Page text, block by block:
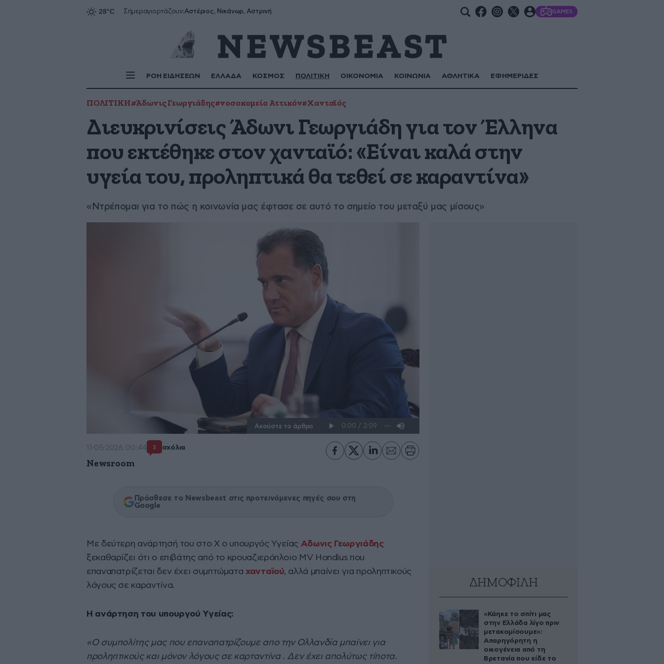
Σήμεραγιορτάζουν:Αστέριος, Νικάνωρ, Αστρινή GAMES
ΡΟΗ ΕΙΔΗΣΕΩΝ ΕΛΛΑΔΑ ΚΟΣΜΟΣ ΠΟΛΙΤΙΚΗ ΟΙΚΟΝΟΜΙΑ ΚΟΙΝΩΝΙΑ ΑΘΛΗΤΙΚΑ ΕΦΗΜΕΡΙΔΕΣ
ΠΟΛΙΤΙΚΗ#Άδωνις Γεωργιάδης#νοσοκομείο Αττικόν#Χανταϊός
Διευκρινίσεις Άδωνι Γεωργιάδη για τον Έλληνα
που εκτέθηκε στον χανταϊό: «Είναι καλά στην
υγεία του, προληπτικά θα τεθεί σε καραντίνα»
«Ντρέπομαι για το πώς η κοινωνία μας έφτασε σε αυτό το σημείο του μεταξύ μας μίσους»
Ακούστε το άρθρο
11·05·2026 00:44 3 σχόλια
Newsroom
Πρόσθεσε το Newsbeast στις προτεινόμενες πηγές σου στη
Google
Με δεύτερη ανάρτησή του στο Χ ο υπουργός Υγείας Αδωνις Γεωργιάδης
ξεκαθαρίζει ότι ο επιβάτης από το κρουαζιερόπλοιο MV Hondius που
επαναπατρίζεται δεν έχει συμπτώματα χανταϊού, αλλά μπαίνει για προληπτικούς
λόγους σε καραντίνα.
Η ανάρτηση του υπουργού Υγείας:
«Ο συμπολίτης μας που επαναπατρίζουμε απο την Ολλανδία μπαίνει για
προληπτικούς και μόνον λόγους σε καρταντίνα . Δεν έχει απολύτως τίποτα.
ΔΗΜΟΦΙΛΗ
«Κάηκε το σπίτι μας
στην Ελλάδα λίγο πριν
μετακομίσουμε»:
Απαρηγόρητη η
οικογένεια από τη
Βρετανία που είδε το